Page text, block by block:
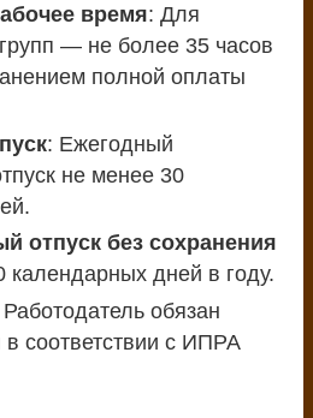
время: Для
— не более 35 часов
полной оплаты
: Ежегодный
не менее 30
отпуск без сохранения
календарных дней в году.
Работодатель обязан
в соответствии с ИПРА